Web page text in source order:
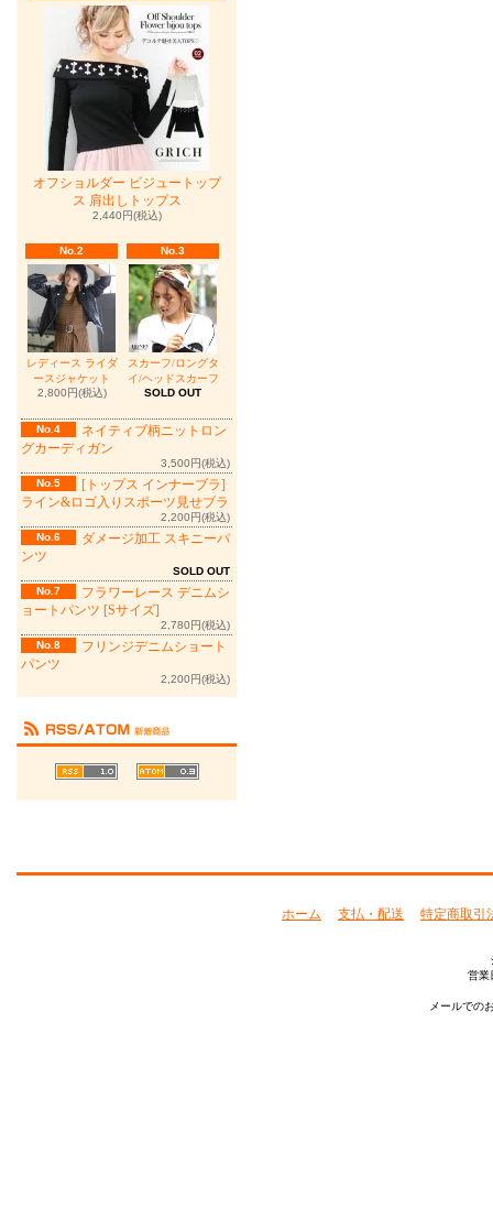
オフショルダー ビジュートップ
ス 肩出しトップス
2,440円(税込)
No.2
レディース ライダ
ースジャケット
2,800円(税込)
No.3
スカーフ/ロングタ
イ/ヘッドスカーフ
SOLD OUT
No.4
ネイティブ柄ニットロン
グカーディガン
3,500円(税込)
No.5
[トップス インナーブラ]
ライン&ロゴ入りスポーツ見せブラ
2,200円(税込)
No.6
ダメージ加工 スキニーパ
ンツ
SOLD OUT
No.7
フラワーレース デニムシ
ョートパンツ [Sサイズ]
2,780円(税込)
No.8
フリンジデニムショート
パンツ
2,200円(税込)
ホーム 支払・配送 特定商取引
営業
メールでの